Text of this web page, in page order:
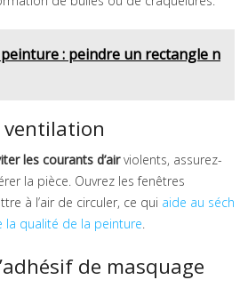
: peindre un rectangle n
ventilation
les courants d’airviolents, assurez-
la pièce. Ouvrez les fenêtres
à l’air de circuler, ce qui aide au séch
qualité de la peinture.
de masquage